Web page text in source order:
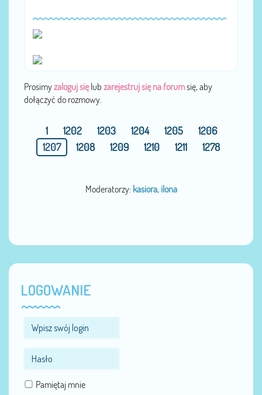
Prosimyzaloguj sięlub zarejestruj się na forumsię, aby
dołączyć do rozmowy.
1 1202 1203 1204 1205
1206
1207
1208 1209 1210 1211 1278
Moderatorzy: kasiora, ilona
LOGOWANIE
Pamiętaj mnie